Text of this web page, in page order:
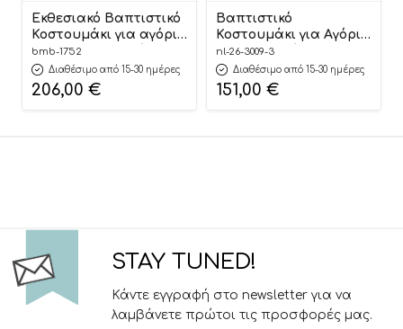
Εκθεσιακό Βαπτιστικό
Κοστουμάκι για αγόρι
Savvas Μπλε-Σιέλ 1752,
Bambolino
bmb-1752
Διαθέσιμο από 15-30 ημέρες
206,00 €
Βαπτιστικό
Κοστουμάκι για Αγόρι
Μπλε-Λευκό 3009-3,
New Life
nl-26-3009-3
Διαθέσιμο από 15-30 ημέρες
151,00 €
STAY TUNED!
Κάντε εγγραφή στο newsletter για να
λαμβάνετε πρώτοι τις προσφορές μας.